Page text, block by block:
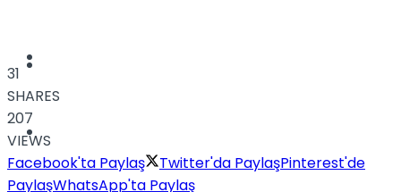
Türkiye
31
SHARES
207
VIEWS
Facebook'ta Paylaş
Twitter'da PaylaşPinterest'de
PaylaşWhatsApp'ta Paylaş